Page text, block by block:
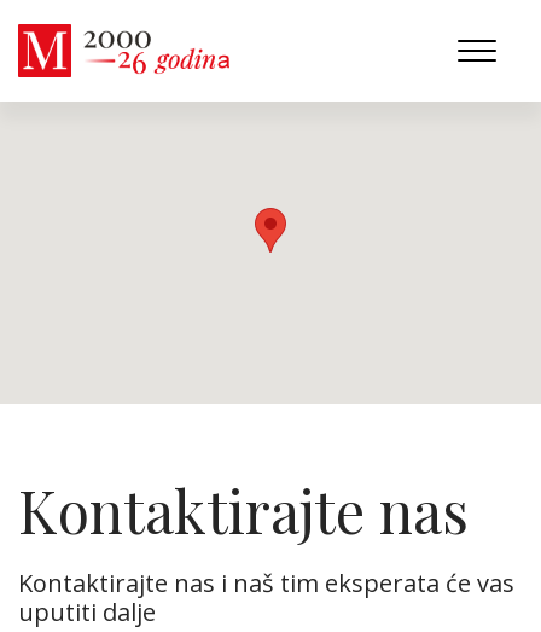
Kontaktirajte nas
Kontaktirajte nas i naš tim eksperata će vas
uputiti dalje